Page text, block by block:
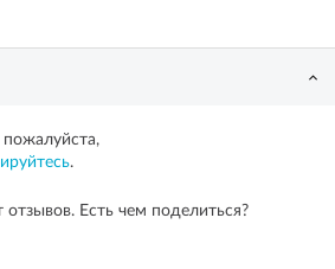
.
отзывов. Есть чем поделиться?